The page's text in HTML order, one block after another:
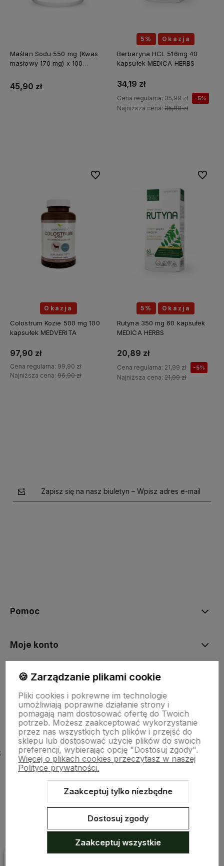
Maślan Sodu 550 mg (Kwas
masłowy 170 mg) x 100
45,90 zł
5% Okazja
Berberyna HCL 516mg 40
kapsułek MEDICA HERBS
34,19 zł
Cena regularna: 35,99 zł -5%
Najniższa cena: 35,99 zł
Okazja
Colostrum Kozie 500 mg 100
kapsułek MEDVERITA
97,90 zł
Cena regularna: 99,90 zł
Najniższa cena: 96,90 zł
Do ulubionych
5% Okazja
Rutyna 350 mg 60 kapsułek
MEDICA HERBS
20,89 zł
Cena regularna: 21,99 zł -5%
Najniższa cena: 21,99 zł
Do
Zapisz się na nasz biuletyn – Wpisz adres e-mail
Pomoc
Moje konto
Płatności i dostawa
O nas
;
Sklep internetowy Shoper.pl Szablon Shoper Modern 3.0™
🍪 Zarządzanie plikami cookie
Pliki cookies i pokrewne im technologie
umożliwiają poprawne działanie strony i
pomagają nam dostosować ofertę do Twoich
potrzeb. Możesz zaakceptować wykorzystanie
przez nas wszystkich tych plików i przejść do
sklepu lub dostosować użycie plików do swoich
preferencji, wybierając opcję "Dostosuj zgody".
Więcej o plikach cookies przeczytasz w naszej
Polityce prywatności.
Zaakceptuj tylko niezbędne
Dostosuj zgody
Zaakceptuj wszystkie